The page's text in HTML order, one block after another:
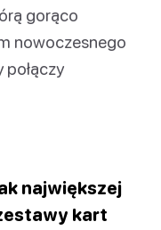
gorąco
nowoczesnego
połączy
największej
kart